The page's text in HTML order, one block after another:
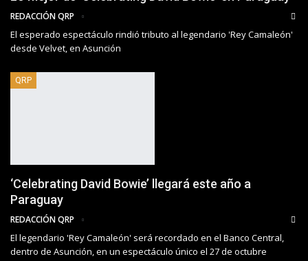
REDACCIÓN QRP
El esperado espectáculo rindió tributo al legendario 'Rey Camaleón'
desde Velvet, en Asunción
QRP
‘Celebrating David Bowie’ llegará este año a
Paraguay
REDACCIÓN QRP
El legendario 'Rey Camaleón' será recordado en el Banco Central,
dentro de Asunción, en un espectáculo único el 27 de octubre